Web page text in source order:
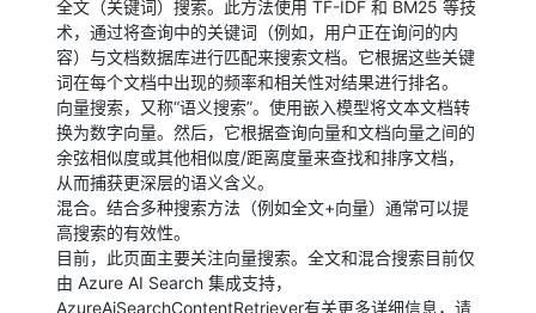
全文（关键词）搜索。此方法使用 TF-IDF 和 BM25 等技
术，通过将查询中的关键词（例如，用户正在询问的内
容）与文档数据库进行匹配来搜索文档。它根据这些关键
词在每个文档中出现的频率和相关性对结果进行排名。
向量搜索，又称“语义搜索”。使用嵌入模型将文本文档转
换为数字向量。然后，它根据查询向量和文档向量之间的
余弦相似度或其他相似度/距离度量来查找和排序文档，
从而捕获更深层的语义含义。
混合。结合多种搜索方法（例如全文+向量）通常可以提
高搜索的有效性。
目前，此页面主要关注向量搜索。全文和混合搜索目前仅
由 Azure AI Search 集成支持，
AzureAiSearchContentRetriever有关更多详细信息，请